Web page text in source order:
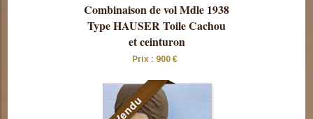
cette pièce
Combinaison de vol Mdle 1938
Type HAUSER Toile Cachou
et ceinturon
Prix : 900 €